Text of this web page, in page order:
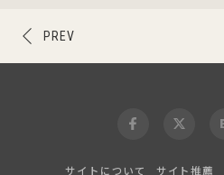
PREV
サイトについて サイト推薦